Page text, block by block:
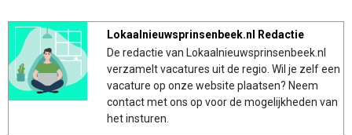
Lokaalnieuwsprinsenbeek.nl Redactie
De redactie van Lokaalnieuwsprinsenbeek.nl
verzamelt vacatures uit de regio. Wil je zelf een
vacature op onze website plaatsen? Neem
contact met ons op voor de mogelijkheden van
het insturen.